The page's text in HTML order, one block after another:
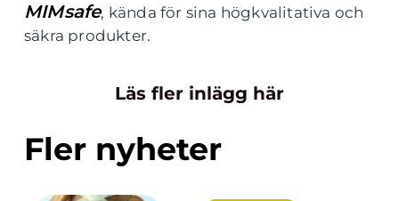
MIMsafe, kända för sina högkvalitativa och
säkra produkter.
Läs fler inlägg här
Fler nyheter